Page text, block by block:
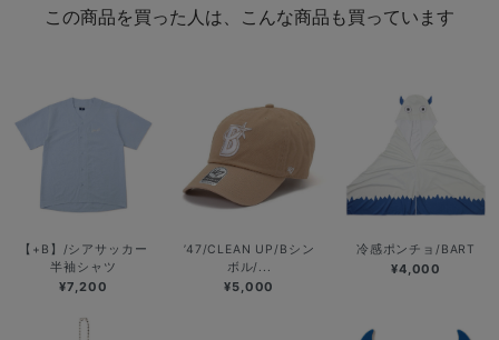
この商品を買った人は、こんな商品も買っています
【+B】/シアサッカー
半袖シャツ
¥7,200
’47/CLEAN UP/Bシン
ボル/...
¥5,000
冷感ポンチョ/BART
¥4,000